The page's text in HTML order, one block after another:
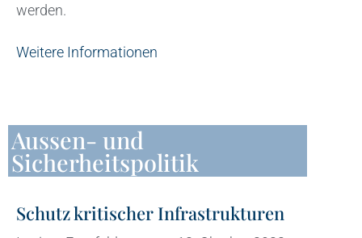
werden.
Weitere Informationen
Aussen- und
Sicherheitspolitik
Schutz kritischer Infrastrukturen